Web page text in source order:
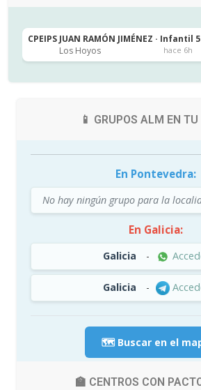
CPEIPS JUAN RAMÓN JIMÉNEZ · Infantil
Los Hoyos
hace 6h
📱 GRUPOS ALM EN
En Pontevedra:
No hay ningún grupo para la
En Galicia:
Galicia -
Galicia -
🗺️ Buscar en el
🏫 CENTROS CON